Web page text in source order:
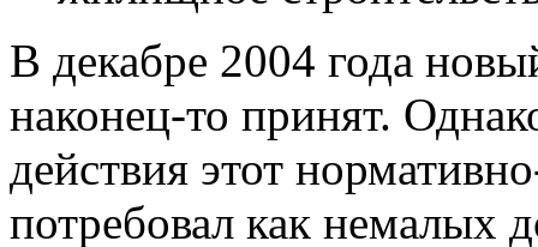
В декабре 2004 года
наконец-то принят.
действия этот
потребовал как немалых